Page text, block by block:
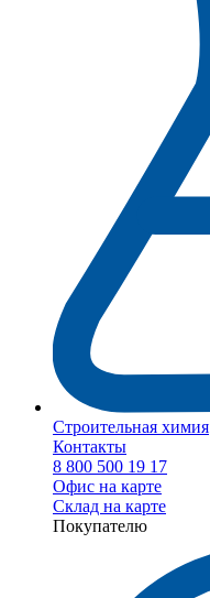
Строительная химия
Контакты
8 800 500 19 17
Офис на карте
Склад на карте
Покупателю